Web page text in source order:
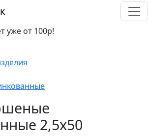
уже от 100р!
2,5x50